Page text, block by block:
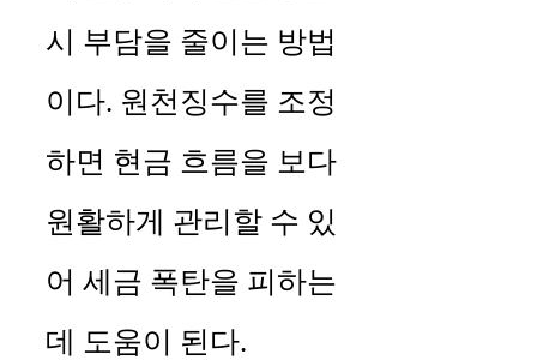
시 부담을 줄이는 방법
이다. 원천징수를 조정
하면 현금 흐름을 보다
원활하게 관리할 수 있
어 세금 폭탄을 피하는
데 도움이 된다.